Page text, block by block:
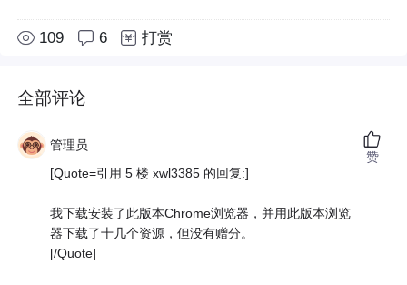
109 6 打赏
全部评论
管理员
[Quote=引用 5 楼 xwl3385 的回复:]
我下载安装了此版本Chrome浏览器，并用此版本浏览
器下载了十几个资源，但没有赠分。
[/Quote]
赞